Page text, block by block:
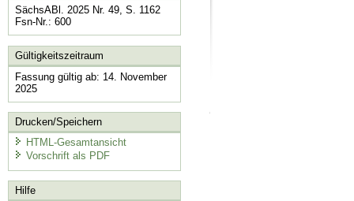
SächsABl. 2025 Nr. 49, S. 1162
Fsn-Nr.: 600
Gültigkeitszeitraum
Fassung gültig ab: 14. November
2025
Drucken/Speichern
HTML-Gesamtansicht
Vorschrift als PDF
Hilfe